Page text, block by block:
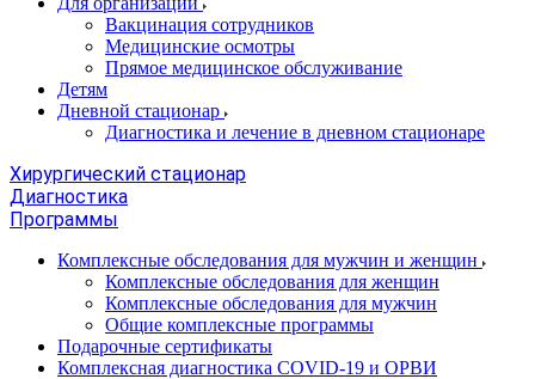
Вакцинация сотрудников
Медицинские осмотры
Прямое медицинское обслуживание
Детям
Дневной стационар
Диагностика и лечение в дневном стационаре
Хирургический стационар
Диагностика
Программы
Комплексные обследования для мужчин и женщин
Комплексные обследования для женщин
Комплексные обследования для мужчин
Общие комплексные программы
Подарочные сертификаты
Комплексная диагностика COVID-19 и ОРВИ